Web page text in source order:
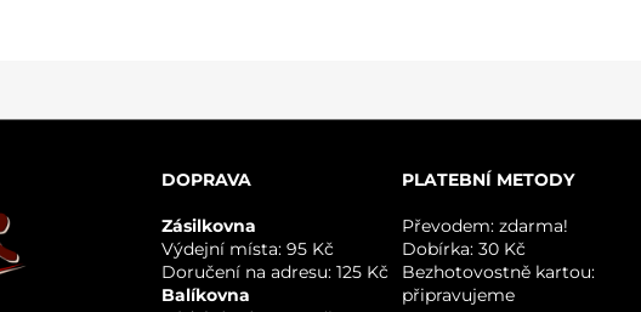
DOPRAVA
Zásilkovna
Výdejní místa: 95 Kč
Doručení na adresu: 125 Kč
Balíkovna
PLATEBNÍ METODY
Převodem: zdarma!
Dobírka: 30 Kč
Bezhotovostně kartou:
připravujeme